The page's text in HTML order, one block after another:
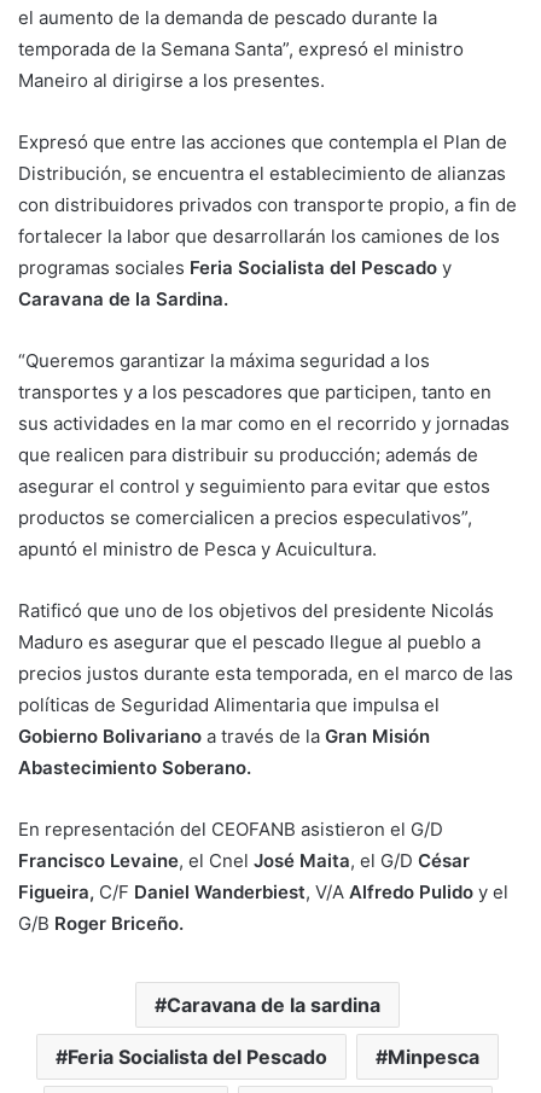
el aumento de la demanda de pescado durante la
temporada de la Semana Santa”, expresó el ministro
Maneiro al dirigirse a los presentes.
Expresó que entre las acciones que contempla el Plan de
Distribución, se encuentra el establecimiento de alianzas
con distribuidores privados con transporte propio, a fin de
fortalecer la labor que desarrollarán los camiones de los
programas sociales Feria Socialista del Pescado y
Caravana de la Sardina.
“Queremos garantizar la máxima seguridad a los
transportes y a los pescadores que participen, tanto en
sus actividades en la mar como en el recorrido y jornadas
que realicen para distribuir su producción; además de
asegurar el control y seguimiento para evitar que estos
productos se comercialicen a precios especulativos”,
apuntó el ministro de Pesca y Acuicultura.
Ratificó que uno de los objetivos del presidente Nicolás
Maduro es asegurar que el pescado llegue al pueblo a
precios justos durante esta temporada, en el marco de las
políticas de Seguridad Alimentaria que impulsa el
Gobierno Bolivariano a través de la Gran Misión
Abastecimiento Soberano.
En representación del CEOFANB asistieron el G/D
Francisco Levaine, el Cnel José Maita, el G/D César
Figueira, C/F Daniel Wanderbiest, V/A Alfredo Pulido y el
G/B Roger Briceño.
Caravana de la sardina
Feria Socialista del Pescado Minpesca